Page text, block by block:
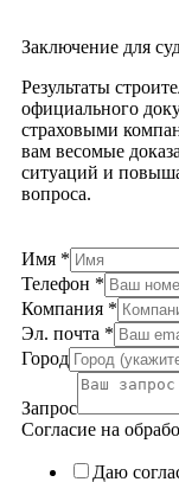
Заключение для
Результаты
официального
страховыми
вам весомые
ситуаций и
вопроса.
Имя *
Телефон *
Компания *
Эл. почта *
Город
Запрос
Согласие на
Даю